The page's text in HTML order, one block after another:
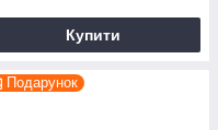
Купити
Подарунок